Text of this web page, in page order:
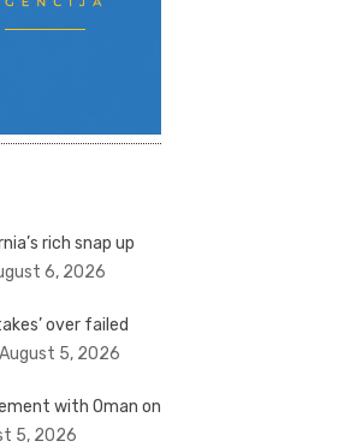
rich snap up
6, 2026
over failed
August 5, 2026
with Oman on
5, 2026